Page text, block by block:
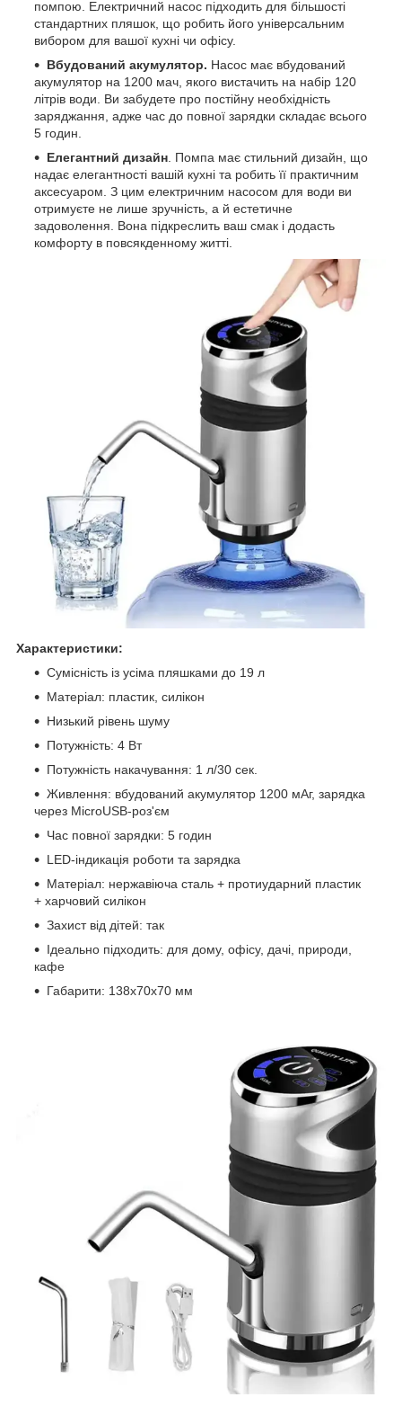
помпою. Електричний насос підходить для більшості
стандартних пляшок, що робить його універсальним
вибором для вашої кухні чи офісу.
Вбудований акумулятор. Насос має вбудований
акумулятор на 1200 мач, якого вистачить на набір 120
літрів води. Ви забудете про постійну необхідність
заряджання, адже час до повної зарядки складає всього
5 годин.
Елегантний дизайн . Помпа має стильний дизайн, що
надає елегантності вашій кухні та робить її практичним
аксесуаром. З цим електричним насосом для води ви
отримуєте не лише зручність, а й естетичне
задоволення. Вона підкреслить ваш смак і додасть
комфорту в повсякденному житті.
Характеристики:
Сумісність із усіма пляшками до 19 л
Матеріал: пластик, силікон
Низький рівень шуму
Потужність: 4 Вт
Потужність накачування: 1 л/30 сек.
Живлення: вбудований акумулятор 1200 мАг, зарядка
через MicroUSB-роз'єм
Час повної зарядки: 5 годин
LED-індикація роботи та зарядка
Матеріал: нержавіюча сталь + протиударний пластик
+ харчовий силікон
Захист від дітей: так
Ідеально підходить: для дому, офісу, дачі, природи,
кафе
Габарити: 138х70х70 мм